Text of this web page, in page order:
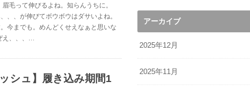
毛って伸びるよね。知らんうちに。
、、が伸びてボウボウはダサいよね。
今までも。めんどくせえなぁと思いな
え、、、…
シュ】履き込み期間1
アーカイブ
2025年12月
2025年11月